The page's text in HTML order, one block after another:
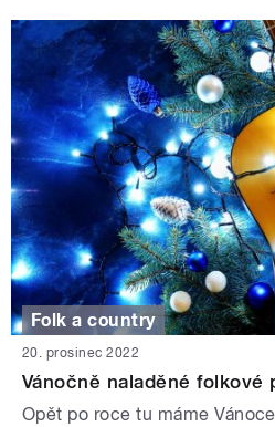
Folk a country
20. prosinec 2022
Vánočně naladěné folkové
Opět po roce tu máme